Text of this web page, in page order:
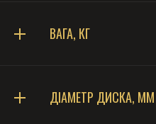
ВАГА, КГ
ДІАМЕТР ДИСКА, ММ